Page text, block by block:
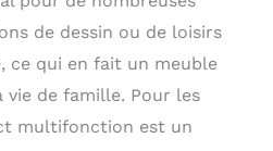
de dessin ou de loisirs
ce qui en fait un meuble
vie de famille. Pour les
multifonction est un